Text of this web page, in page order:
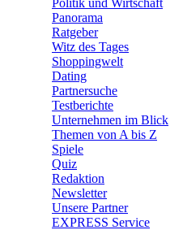
Politik und Wirtschaft
Panorama
Ratgeber
Witz des Tages
Shoppingwelt
Dating
Partnersuche
Testberichte
Unternehmen im Blick
Themen von A bis Z
Spiele
Quiz
Redaktion
Newsletter
Unsere Partner
EXPRESS Service